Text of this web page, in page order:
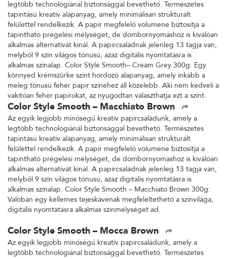
legtöbb technológiánál biztonsággal bevethető. Természetes
tapintású kreatív alapanyag, amely minimálisan strukturált
felülettel rendelkezik. A papír megfelelő volumene biztosítja a
tapintható prégelési mélységet, de dombornyomáshoz is kiválóan
alkalmas alternatívát kínál. A papírcsaládnak jelenleg 13 tagja van,
melyből 9 szín világos tónusú, azaz digitális nyomtatásra is
alkalmas színalap. Color Style Smooth– Cream Grey 300g: Egy
könnyed krémszürke színt hordozó alapanyag, amely inkább a
meleg tónusú fehér papír színéhez áll közelebb. Aki nem kedveli a
vakítóan fehér papírokat, az nyugodtan választhatja ezt a színt.
Color Style Smooth – Macchiato Brown
Az egyik legjobb minőségű kreatív papírcsaládunk, amely a
legtöbb technológiánál biztonsággal bevethető. Természetes
tapintású kreatív alapanyag, amely minimálisan strukturált
felülettel rendelkezik. A papír megfelelő volumene biztosítja a
tapintható prégelési mélységet, de dombornyomáshoz is kiválóan
alkalmas alternatívát kínál. A papírcsaládnak jelenleg 13 tagja van,
melyből 9 szín világos tónusú, azaz digitális nyomtatásra is
alkalmas színalap. Color Style Smooth – Macchiato Brown 300g:
Valóban egy kellemes tejeskávénak megfeleltethető a színvilága,
digitális nyomtatásra alkalmas színmélységet ad.
Color Style Smooth – Mocca Brown
Az egyik legjobb minőségű kreatív papírcsaládunk, amely a
legtöbb technológiánál biztonsággal bevethető. Természetes